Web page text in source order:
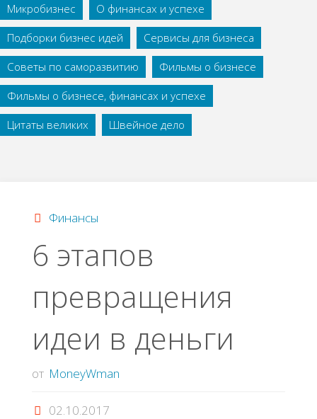
Микробизнес
О финансах и успехе
Подборки бизнес идей
Сервисы для бизнеса
Советы по саморазвитию
Фильмы о бизнесе
Фильмы о бизнесе, финансах и успехе
Цитаты великих
Швейное дело
Финансы
6 этапов
превращения
идеи в деньги
от MoneyWman
02.10.2017